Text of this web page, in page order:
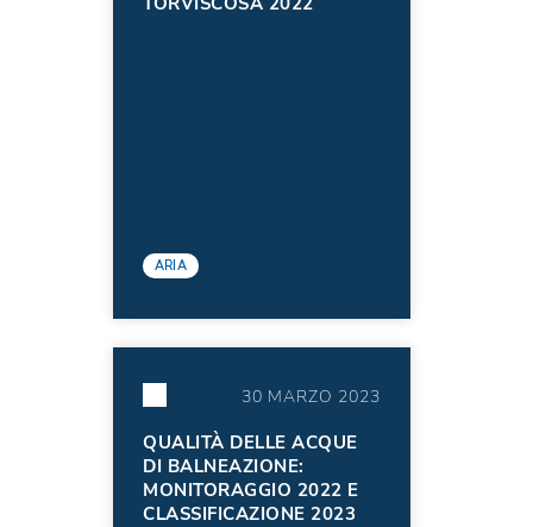
ARIA
30 MARZO 2023
QUALITÀ DELLE ACQUE
DI BALNEAZIONE:
MONITORAGGIO 2022 E
CLASSIFICAZIONE 2023